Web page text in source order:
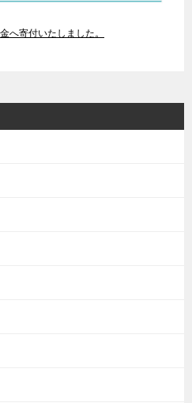
へ寄付いたしました。